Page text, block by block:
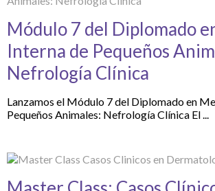
Módulo 7 del Diplomado
Interna de Pequeños
Nefrología Clínica
Lanzamos el Módulo 7 del Diplomado en
Pequeños Animales: Nefrología Clínica El ...